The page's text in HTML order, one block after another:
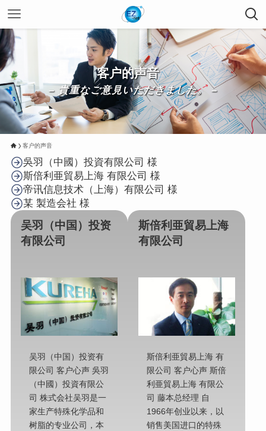
客户的声音
– 貴重なご意見いただきました。 –
客户的声音
吳羽（中國）投資有限公司 様
斯倍利亜貿易上海 有限公司 様
帝讯信息技术（上海）有限公司 様
某 製造会社 様
吴羽（中国）投资
有限公司
吴羽（中国）投资有
限公司 客户心声 吳羽
（中國）投資有限公
司 株式会社吴羽是一
家生产特殊化学品和
树脂的专业公司，本
斯倍利亜貿易上海
有限公司
斯倍利亜貿易上海 有
限公司 客户心声 斯倍
利亜貿易上海 有限公
司 藤本总经理 自
1966年创业以来，以
销售美国进口的特殊